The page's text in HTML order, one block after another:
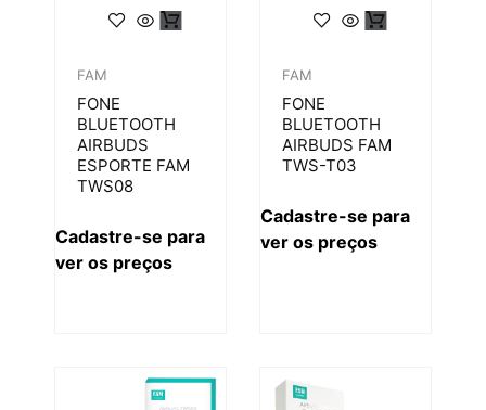
FAM
FONE
BLUETOOTH
AIRBUDS
ESPORTE FAM
TWS08
Cadastre-se para
ver os preços
FAM
FONE
BLUETOOTH
AIRBUDS FAM
TWS-T03
Cadastre-se para
ver os preços